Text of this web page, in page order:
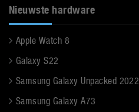
Nieuwste hardware
Apple Watch 8
Galaxy S22
Samsung Galaxy Unpacked 2022
Samsung Galaxy A73